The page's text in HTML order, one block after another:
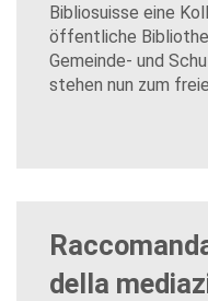
Bibliosuisse eine
öffentliche
Gemeinde- und
stehen nun zum
della